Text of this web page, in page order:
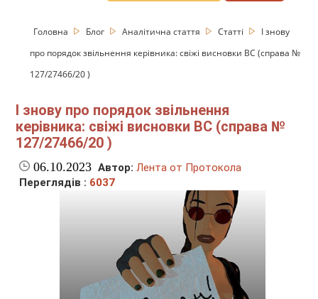
Головна Блог Аналітична стаття Статті
І знову
про порядок звільнення керівника: свіжі висновки ВС (справа №
127/27466/20 )
І знову про порядок звільнення
керівника: свіжі висновки ВС (справа №
127/27466/20 )
06.10.2023 Автор: Лента от Протокола
Переглядів : 6037